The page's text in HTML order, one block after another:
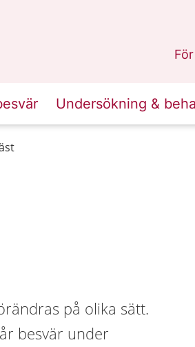
Undersökning &
på olika sätt.
besvär under